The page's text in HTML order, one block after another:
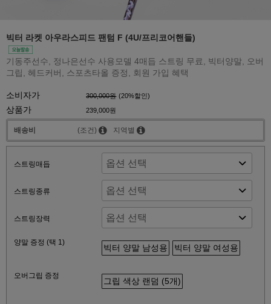
빅터 라켓 아우라스피드 팬텀 F (4U/프리코어핸들)
기동주선수, 정나은선수 사용모델 4매듭 스트링 무료, 빅터양말, 오버
그립, 헤드커버, 스포츠타올 증정, 회원 가입 혜택
소비자가 300,000원 (20%할인)
상품가 239,000원
배송비 (조건) 지역별
스트링매듭
스트링종류
스트링장력
양말 증정 (택 1)
빅터 양말 남성용 빅터 양말 여성용
오버그립 증정
그립 색상 랜덤 (5개)